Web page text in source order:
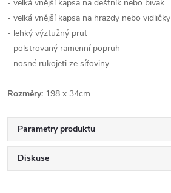
- velká vnější kapsa na deštník nebo bivak
- velká vnější kapsa na hrazdy nebo vidličky
- lehký výztužný prut
- polstrovaný ramenní popruh
- nosné rukojeti ze síťoviny
Rozměry: 198 x 34cm
Parametry produktu
Diskuse